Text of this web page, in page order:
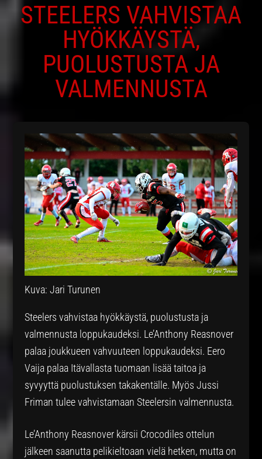
STEELERS VAHVISTAA
HYÖKKÄYSTÄ,
PUOLUSTUSTA JA
VALMENNUSTA
Kuva: Jari Turunen
Steelers vahvistaa hyökkäystä, puolustusta ja
valmennusta loppukaudeksi. Le’Anthony Reasnover
palaa joukkueen vahvuuteen loppukaudeksi. Eero
Vaija palaa Itävallasta tuomaan lisää taitoa ja
syvyyttä puolustuksen takakentälle. Myös Jussi
Friman tulee vahvistamaan Steelersin valmennusta.
Le’Anthony Reasnover kärsii Crocodiles ottelun
jälkeen saanutta pelikieltoaan vielä hetken, mutta on